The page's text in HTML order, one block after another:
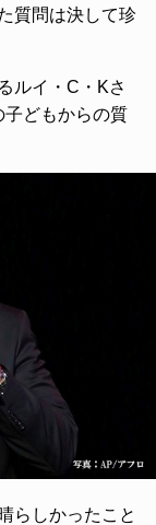
質問は決して珍
ルイ・C・Kさ
子どもからの質
らしかったこと